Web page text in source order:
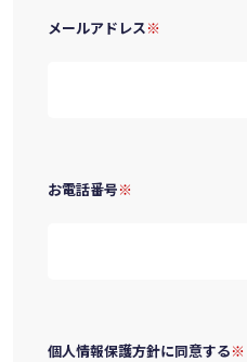
メールアドレス
お電話番号
個人情報保護方針に同意する